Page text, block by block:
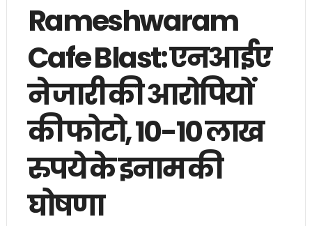
Rameshwaram
Cafe Blast: एनआईए
ने जारी की आरोपियों
की फोटो, 10-10 लाख
रुपये के इनाम की
घोषणा